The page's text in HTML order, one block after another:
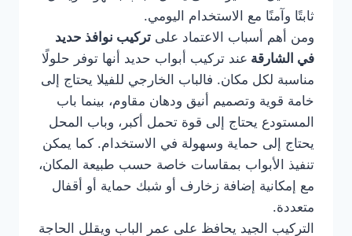
ثابتًا وآمنًا مع الاستخدام اليومي.
ومن أهم أسباب الاعتماد على تركيب نوافذ حديد
في الشارقة عند تركيب أبواب حديد أنها توفر حلولًا
مناسبة لكل مكان. فالباب الخارجي للفيلا يحتاج إلى
خامة قوية وتصميم أنيق ودهان مقاوم، بينما باب
المستودع يحتاج إلى قوة تحمل أكبر، وباب المحل
يحتاج إلى حماية وسهولة في الاستخدام. كما يمكن
تنفيذ الأبواب بمقاسات خاصة حسب طبيعة المكان،
مع إمكانية إضافة زخارف أو شبك حماية أو أقفال
متعددة.
التركيب الجيد يحافظ على عمر الباب ويقلل الحاجة